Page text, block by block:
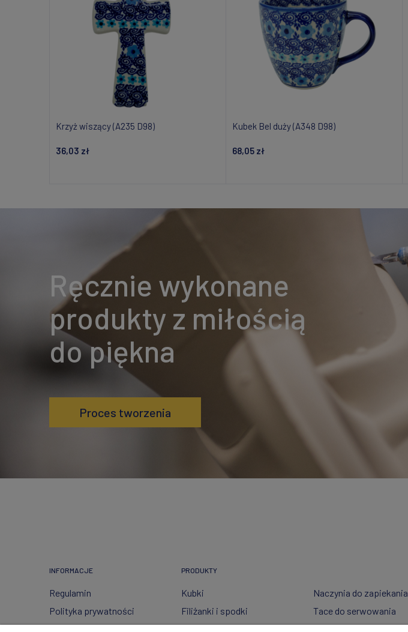
Krzyż wiszący (A235 D98)
36,03 zł
Kubek Bel duży (A348 D98)
68,05 zł
Ręcznie wykonane
produkty z miłością
do piękna
Proces tworzenia
INFORMACJE
Regulamin
Polityka prywatności
PRODUKTY
Kubki
Filiżanki i spodki
Naczynia do zapiekania
Tace do serwowania